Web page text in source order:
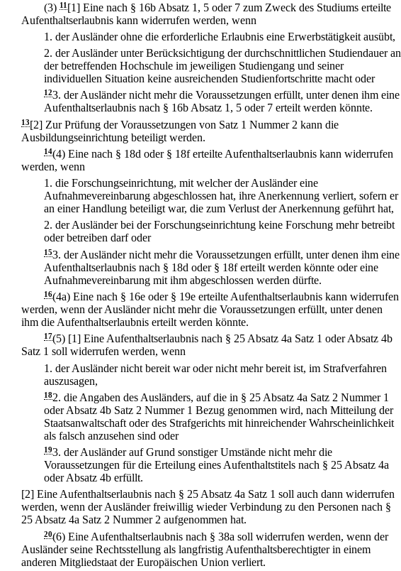
(3) 11 [1] Eine nach § 16b Absatz 1, 5 oder 7 zum Zweck des Studiums erteilte
Aufenthaltserlaubnis kann widerrufen werden, wenn
1. der Ausländer ohne die erforderliche Erlaubnis eine Erwerbstätigkeit ausübt,
2. der Ausländer unter Berücksichtigung der durchschnittlichen Studiendauer an
der betreffenden Hochschule im jeweiligen Studiengang und seiner
individuellen Situation keine ausreichenden Studienfortschritte macht oder
123. der Ausländer nicht mehr die Voraussetzungen erfüllt, unter denen ihm eine
Aufenthaltserlaubnis nach § 16b Absatz 1, 5 oder 7 erteilt werden könnte.
13[2] Zur Prüfung der Voraussetzungen von Satz 1 Nummer 2 kann die
Ausbildungseinrichtung beteiligt werden.
14(4) Eine nach § 18d oder § 18f erteilte Aufenthaltserlaubnis kann widerrufen
werden, wenn
1. die Forschungseinrichtung, mit welcher der Ausländer eine
Aufnahmevereinbarung abgeschlossen hat, ihre Anerkennung verliert, sofern er
an einer Handlung beteiligt war, die zum Verlust der Anerkennung geführt hat,
2. der Ausländer bei der Forschungseinrichtung keine Forschung mehr betreibt
oder betreiben darf oder
153. der Ausländer nicht mehr die Voraussetzungen erfüllt, unter denen ihm eine
Aufenthaltserlaubnis nach § 18d oder § 18f erteilt werden könnte oder eine
Aufnahmevereinbarung mit ihm abgeschlossen werden dürfte.
16(4a) Eine nach § 16e oder § 19e erteilte Aufenthaltserlaubnis kann widerrufen
werden, wenn der Ausländer nicht mehr die Voraussetzungen erfüllt, unter denen
ihm die Aufenthaltserlaubnis erteilt werden könnte.
17(5) [1] Eine Aufenthaltserlaubnis nach § 25 Absatz 4a Satz 1 oder Absatz 4b
Satz 1 soll widerrufen werden, wenn
1. der Ausländer nicht bereit war oder nicht mehr bereit ist, im Strafverfahren
auszusagen,
182. die Angaben des Ausländers, auf die in § 25 Absatz 4a Satz 2 Nummer 1
oder Absatz 4b Satz 2 Nummer 1 Bezug genommen wird, nach Mitteilung der
Staatsanwaltschaft oder des Strafgerichts mit hinreichender Wahrscheinlichkeit
als falsch anzusehen sind oder
193. der Ausländer auf Grund sonstiger Umstände nicht mehr die
Voraussetzungen für die Erteilung eines Aufenthaltstitels nach § 25 Absatz 4a
oder Absatz 4b erfüllt.
[2] Eine Aufenthaltserlaubnis nach § 25 Absatz 4a Satz 1 soll auch dann widerrufen
werden, wenn der Ausländer freiwillig wieder Verbindung zu den Personen nach §
25 Absatz 4a Satz 2 Nummer 2 aufgenommen hat.
20(6) Eine Aufenthaltserlaubnis nach § 38a soll widerrufen werden, wenn der
Ausländer seine Rechtsstellung als langfristig Aufenthaltsberechtigter in einem
anderen Mitgliedstaat der Europäischen Union verliert.